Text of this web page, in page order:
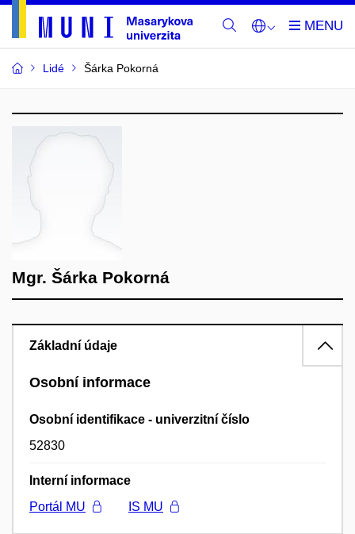
Lidé Šárka Pokorná
Mgr. Šárka Pokorná
Základní údaje
Osobní informace
Osobní identifikace - univerzitní číslo
52830
Interní informace
Portál MU
IS MU